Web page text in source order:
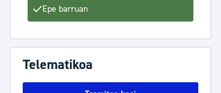
Epe barruan
Telematikoa